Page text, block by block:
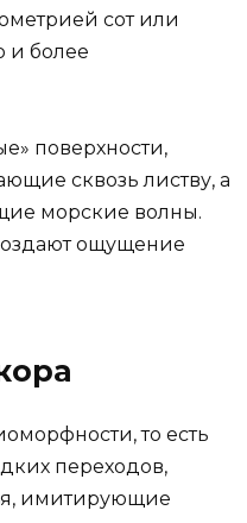
сот или
и более
поверхности,
сквозь листву, а
морские волны.
ощущение
то есть
переходов,
имитирующие